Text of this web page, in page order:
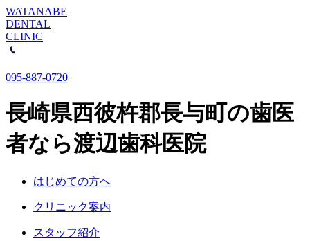
WATANABE
DENTAL
CLINIC
095-887-0720
長崎県西彼杵郡長与町の歯医
者なら渡辺歯科医院
はじめての方へ
クリニック案内
スタッフ紹介